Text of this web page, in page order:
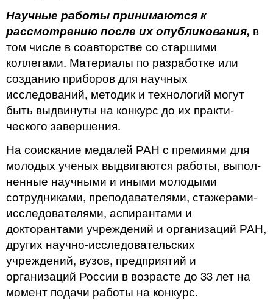
Научные работы принимаются к
рассмотрению после их опубликования, в
том числе в соавторстве со старшими
коллегами. Материалы по разработке или
созданию приборов для научных
исследований, методик и технологий могут
быть выдвинуты на конкурс до их практи­
ческого завершения.
На соискание медалей РАН с премиями для
молодых ученых выдвигаются работы, выпол­
ненные научными и иными молодыми
сотрудниками, преподавателями, стажерами-
исследова­телями, аспирантами и
докторантами учреждений и организаций РАН,
других научно-иссле­довательских
учреждений, вузов, предприятий и
организаций России в возрасте до 33 лет на
момент подачи работы на конкурс.